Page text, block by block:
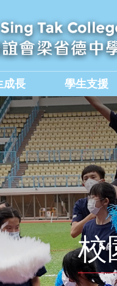
成長 學生支援
校